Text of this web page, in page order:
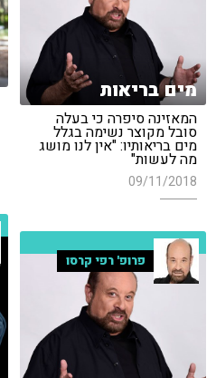
מים בריאות
המאזינה סיפרה כי בעלה
סובל מקוצר נשימה בגלל
מים בריאותיו: "אין לנו מושג
מה לעשות"
09/11/2018
פרופ' רפי קרסו